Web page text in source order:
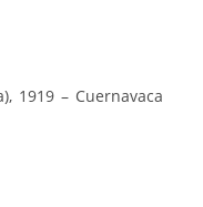
1919 – Cuernavaca